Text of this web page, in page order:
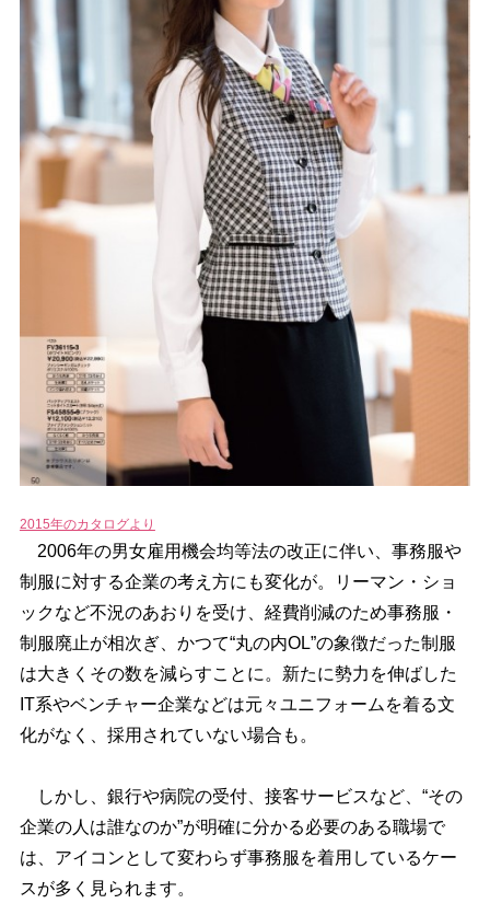
2015年のカタログより
2006年の男女雇用機会均等法の改正に伴い、事務服
制服に対する企業の考え方にも変化が。リーマン・ショ
ックなど不況のあおりを受け、経費削減のため事務服・
制服廃止が相次ぎ、かつて“丸の内OL”の象徴だった制服
は大きくその数を減らすことに。新たに勢力を伸ばした
IT系やベンチャー企業などは元々ユニフォームを着る文
化がなく、採用されていない場合も。
しかし、銀行や病院の受付、接客サービスなど、“その
企業の人は誰なのか”が明確に分かる必要のある職場で
は、アイコンとして変わらず事務服を着用しているケー
スが多く見られます。